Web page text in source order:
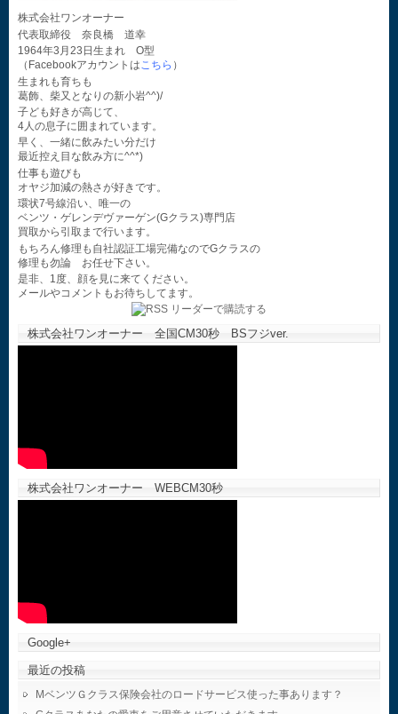
株式会社ワンオーナー
代表取締役 奈良橋 道幸
1964年3月23日生まれ O型
（Facebookアカウントはこちら ）
生まれも育ちも
葛飾、柴又となりの新小岩^^)/
子ども好きが高じて、
4人の息子に囲まれています。
早く、一緒に飲みたい分だけ
最近控え目な飲み方に^^*)
仕事も遊びも
オヤジ加減の熱さが好きです。
環状7号線沿い、唯一の
ベンツ・ゲレンデヴァーゲン(Gクラス)専門店
買取から引取まで行います。
もちろん修理も自社認証工場完備なのでGクラスの
修理も勿論 お任せ下さい。
是非、1度、顔を見に来てください。
メールやコメントもお待ちしてます。
株式会社ワンオーナー 全国CM30秒 BSフジver.
株式会社ワンオーナー WEBCM30秒
Google+
最近の投稿
MベンツＧクラス保険会社のロードサービス使った事あります？